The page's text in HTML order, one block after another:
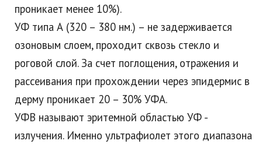
проникает менее 10%).
УФ типа А (320 – 380 нм.) – не задерживается
озоновым слоем, проходит сквозь стекло и
роговой слой. За счет поглощения, отражения и
рассеивания при прохождении через эпидермис в
дерму проникает 20 – 30% УФА.
УФВ называют эритемной областью УФ -
излучения. Именно ультрафиолет этого диапазона